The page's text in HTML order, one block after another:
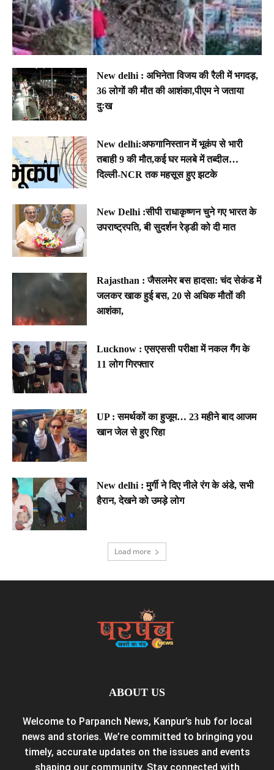
New delhi : अभिनेता विजय की रैली में भगदड़,
36 लोगों की मौत की आशंका,पीएम ने जताया
दुःख
New delhi:अफगानिस्तान में भूकंप से भारी
तबाही 9 की मौत,कई घर मलबे में तब्दील…
दिल्ली-NCR तक महसूस हुए झटके
New Delhi :सीपी राधाकृष्णन चुने गए भारत के
उपराष्ट्रपति, बी सुदर्शन रेड्डी को दी मात
Rajasthan : जैसलमेर बस हादसा: चंद सेकंड में
जलकर खाक हुई बस, 20 से अधिक मौतों की
आशंका,
Lucknow : एसएससी परीक्षा में नकल गैंग के
11 लोग गिरफ्तार
UP : समर्थकों का हुजूम… 23 महीने बाद आजम
खान जेल से हुए रिहा
New delhi : मुर्गी ने दिए नीले रंग के अंडे, सभी
हैरान, देखने को उमड़े लोग
Load more
ABOUT US
Welcome to Parpanch News, Kanpur’s hub for local
news and stories. We’re committed to bringing you
timely, accurate updates on the issues and events
shaping our community. Stay connected with